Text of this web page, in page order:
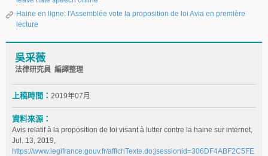
Haine en ligne: l'Assemblée vote la proposition de loi Avia en première
lecture
吳采薇
法律研究員 編譯整理
上稿時間： 2019年07月
資料來源：
Avis relatif à la proposition de loi visant à lutter contre la haine sur internet,
Jul. 13, 2019,
https://www.legifrance.gouv.fr/affichTexte.do;jsessionid=306DF4ABF2C5FE